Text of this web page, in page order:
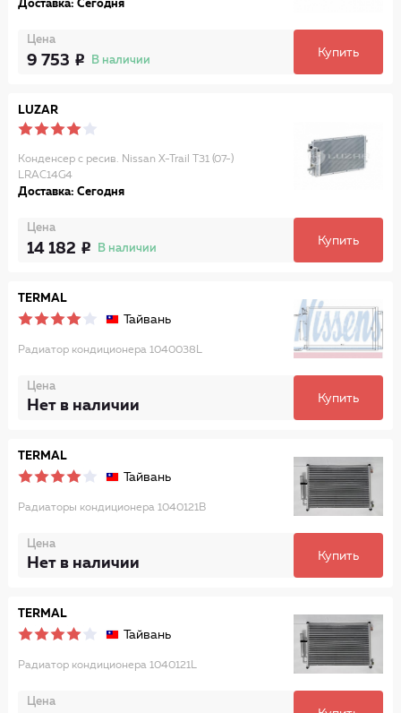
Доставка: Сегодня
Цена
9 753 В наличии
Купить
LUZAR
Конденсер с ресив. Nissan X-Trail T31 (07-)
LRAC14G4
Доставка: Сегодня
Цена
14 182 В наличии
Купить
TERMAL
Тайвань
Радиатор кондиционера 1040038L
Цена
Нет в наличии Купить
TERMAL
Тайвань
Радиаторы кондиционера 1040121B
Цена
Нет в наличии Купить
TERMAL
Тайвань
Радиатор кондиционера 1040121L
Цена